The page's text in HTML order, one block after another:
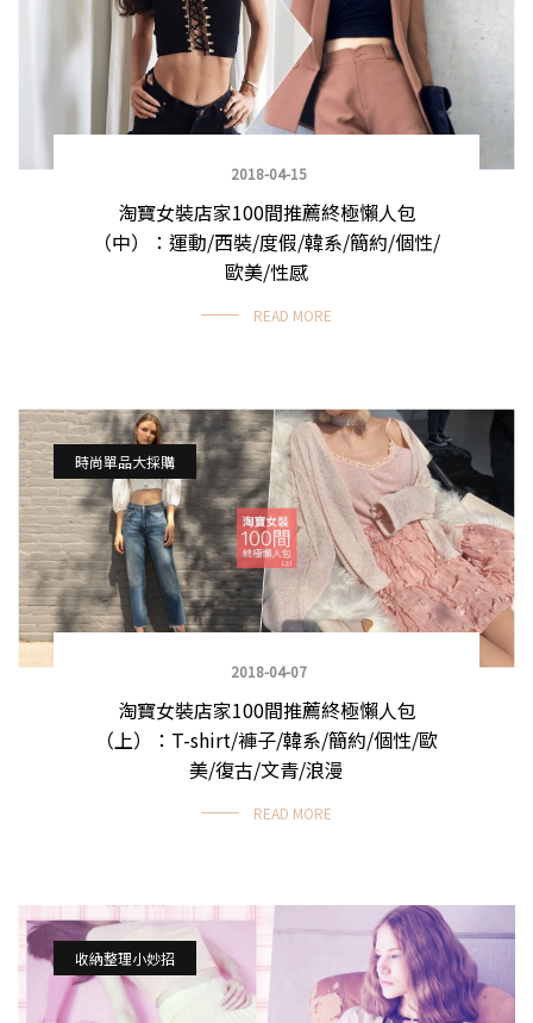
2018-04-15
淘寶女裝店家100間推薦終極懶人包
（中）：運動/西裝/度假/韓系/簡約/個性/
歐美/性感
READ MORE
時尚單品大採購
2018-04-07
淘寶女裝店家100間推薦終極懶人包
（上）：T-shirt/褲子/韓系/簡約/個性/歐
美/復古/文青/浪漫
READ MORE
收納整理小妙招